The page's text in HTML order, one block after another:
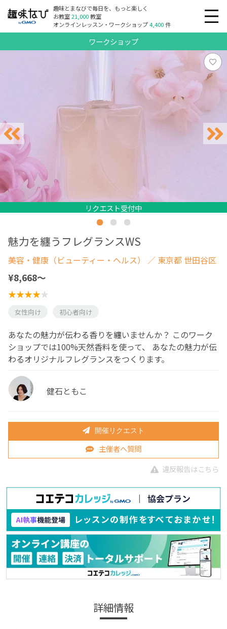
趣味とまなびで毎日を、もっと楽しく
お教室21,000教室
オンラインレッスン・ワークショップ4,400件
ワークショップ
リクエスト受付中
リクエスト受付中
リクエスト受付中
リクエスト受付中
魅力を纏うフレグランスWS
美容・健康（ビューティー・ヘルス） ／ 東京都 世田谷区
¥8,668〜
女性向け 初心者向け
あなたの魅力が伝わる香りを纏いませんか？ このワーク
ショップでは100%天然香料を使って、 あなたの魅力が伝
わるオリジナルフレグランスをつくります。
健石ともこ
開催リクエスト
主催者へ質問
違反報告はこちら
詳細情報